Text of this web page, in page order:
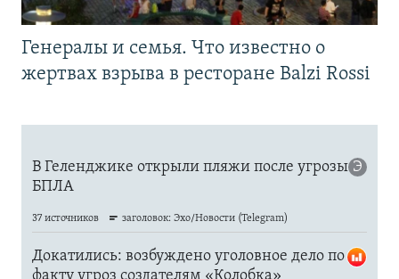
Генералы и семья. Что известно о
жертвах взрыва в ресторане Balzi Rossi